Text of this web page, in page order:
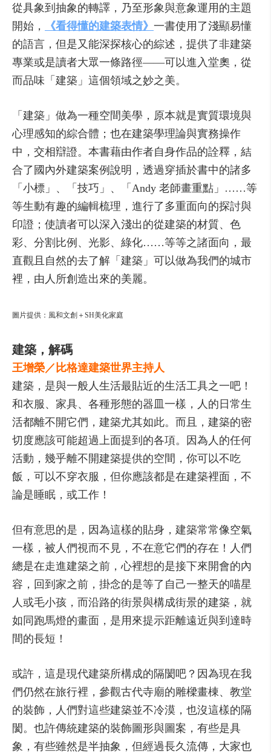
從具象到抽象的轉譯，乃至形象與意象運用的主題
開始，
《看得懂的建築表情》 一書使用了淺顯易懂
的語言，但是又能深探核心的綜述，提供了非建築
專業或是讀者大眾一條路徑——可以進入堂奧，從
而品味「建築」這個領域之妙之美。
「建築」做為一種空間美學，原本就是實質環境與
心理感知的綜合體；也在建築學理論與實務操作
中，交相辯證。本書藉由作者自身作品的詮釋，結
合了國內外建築案例說明，透過穿插於書中的諸多
「小標」、「技巧」、「Andy 老師畫重點」……等
等生動有趣的編輯梳理，進行了多重面向的探討與
印證；使讀者可以深入淺出的從建築的材質、色
彩、分割比例、光影、綠化……等等之諸面向，最
直觀且自然的去了解「建築」可以做為我們的城市
裡，由人所創造出來的美麗。
圖片提供：風和文創＋SH美化家庭
建築，解碼
王增榮／比格達建築世界主持人
建築，是與一般人生活最貼近的生活工具之一吧！
和衣服、家具、各種形態的器皿一樣，人的日常生
活都離不開它們，建築尤其如此。而且，建築的密
切度應該可能超過上面提到的各項。因為人的任何
活動，幾乎離不開建築提供的空間，你可以不吃
飯，可以不穿衣服，但你應該都是在建築裡面，不
論是睡眠，或工作！
但有意思的是，因為這樣的貼身，建築常常像空氣
一樣，被人們視而不見，不在意它們的存在！人們
總是在走進建築之前，心裡想的是接下來開會的內
容，回到家之前，掛念的是等了自己一整天的喵星
人或毛小孩，而沿路的街景與構成街景的建築，就
如同跑馬燈的畫面，是用來提示距離遠近與到達時
間的長短！
或許，這是現代建築所構成的隔閡吧？因為現在我
們仍然在旅行裡，參觀古代寺廟的雕樑畫棟、教堂
的裝飾，人們對這些建築並不冷漠，也沒這樣的隔
閡。也許傳統建築的裝飾圖形與圖案，有些是具
象，有些雖然是半抽象，但經過長久流傳，大家也